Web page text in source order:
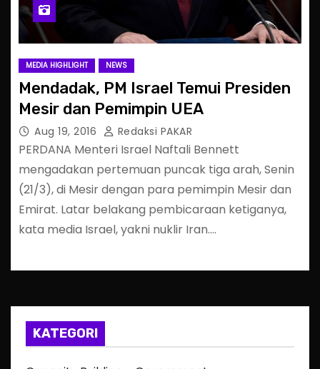
MEDIA HIGHLIGHT NEWS
Mendadak, PM Israel Temui Presiden
Mesir dan Pemimpin UEA
Aug 19, 2016 Redaksi PAKAR
PERDANA Menteri Israel Naftali Bennett
mengadakan pertemuan puncak tiga arah, Senin
(21/3), di Mesir dengan para pemimpin Mesir dan
Emirat. Latar belakang pembicaraan ketiganya,
kata media Israel, yakni nuklir Iran.…
KATEGORI